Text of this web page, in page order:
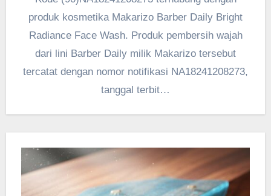
produk kosmetika Makarizo Barber Daily Bright
Radiance Face Wash. Produk pembersih wajah
dari lini Barber Daily milik Makarizo tersebut
tercatat dengan nomor notifikasi NA18241208273,
tanggal terbit…